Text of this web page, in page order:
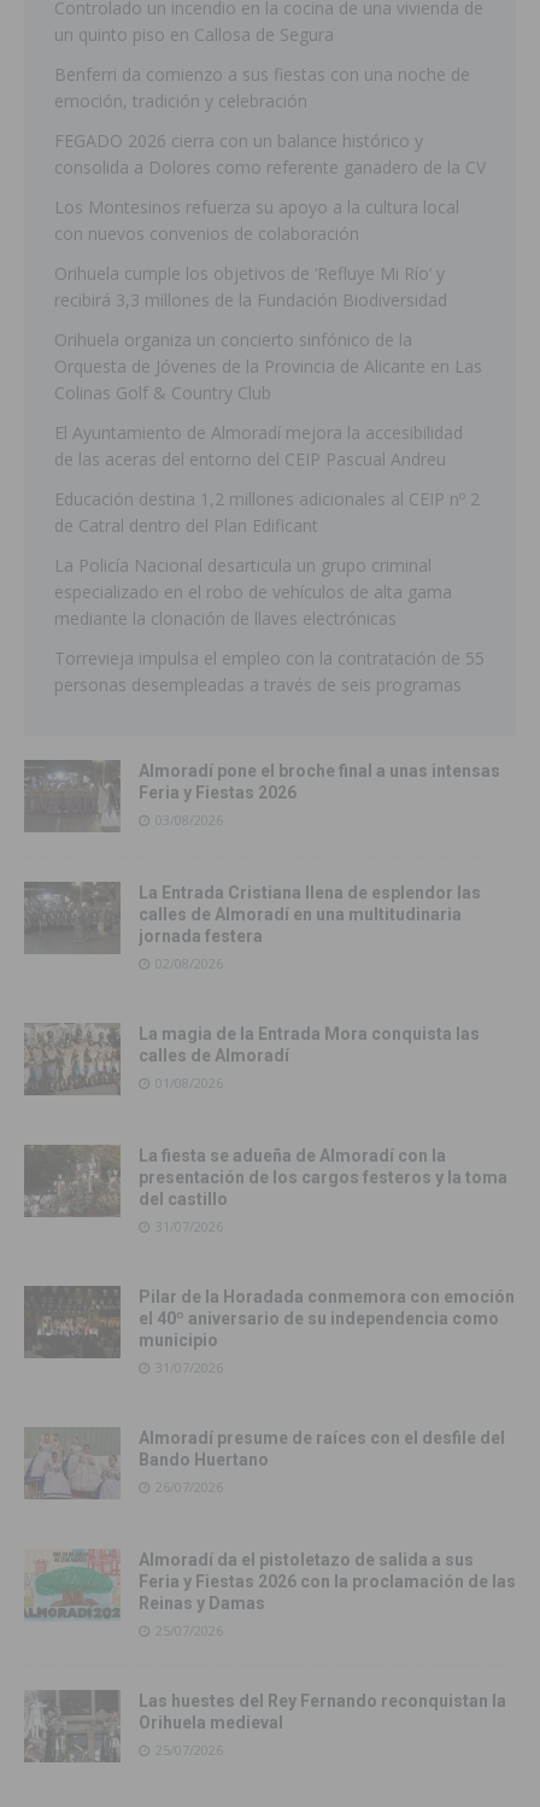
Controlado un incendio en la cocina de una vivienda de
un quinto piso en Callosa de Segura
Benferri da comienzo a sus fiestas con una noche de
emoción, tradición y celebración
FEGADO 2026 cierra con un balance histórico y
consolida a Dolores como referente ganadero de la CV
Los Montesinos refuerza su apoyo a la cultura local
con nuevos convenios de colaboración
Orihuela cumple los objetivos de ‘Refluye Mi Río’ y
recibirá 3,3 millones de la Fundación Biodiversidad
Orihuela organiza un concierto sinfónico de la
Orquesta de Jóvenes de la Provincia de Alicante en Las
Colinas Golf & Country Club
El Ayuntamiento de Almoradí mejora la accesibilidad
de las aceras del entorno del CEIP Pascual Andreu
Educación destina 1,2 millones adicionales al CEIP nº 2
de Catral dentro del Plan Edificant
La Policía Nacional desarticula un grupo criminal
especializado en el robo de vehículos de alta gama
mediante la clonación de llaves electrónicas
Torrevieja impulsa el empleo con la contratación de 55
personas desempleadas a través de seis programas
Almoradí pone el broche final a unas intensas
Feria y Fiestas 2026
03/08/2026
La Entrada Cristiana llena de esplendor las
calles de Almoradí en una multitudinaria
jornada festera
02/08/2026
La magia de la Entrada Mora conquista las
calles de Almoradí
01/08/2026
La fiesta se adueña de Almoradí con la
presentación de los cargos festeros y la toma
del castillo
31/07/2026
Pilar de la Horadada conmemora con emoción
el 40º aniversario de su independencia como
municipio
31/07/2026
Almoradí presume de raíces con el desfile del
Bando Huertano
26/07/2026
Almoradí da el pistoletazo de salida a sus
Feria y Fiestas 2026 con la proclamación de las
Reinas y Damas
25/07/2026
Las huestes del Rey Fernando reconquistan la
Orihuela medieval
25/07/2026